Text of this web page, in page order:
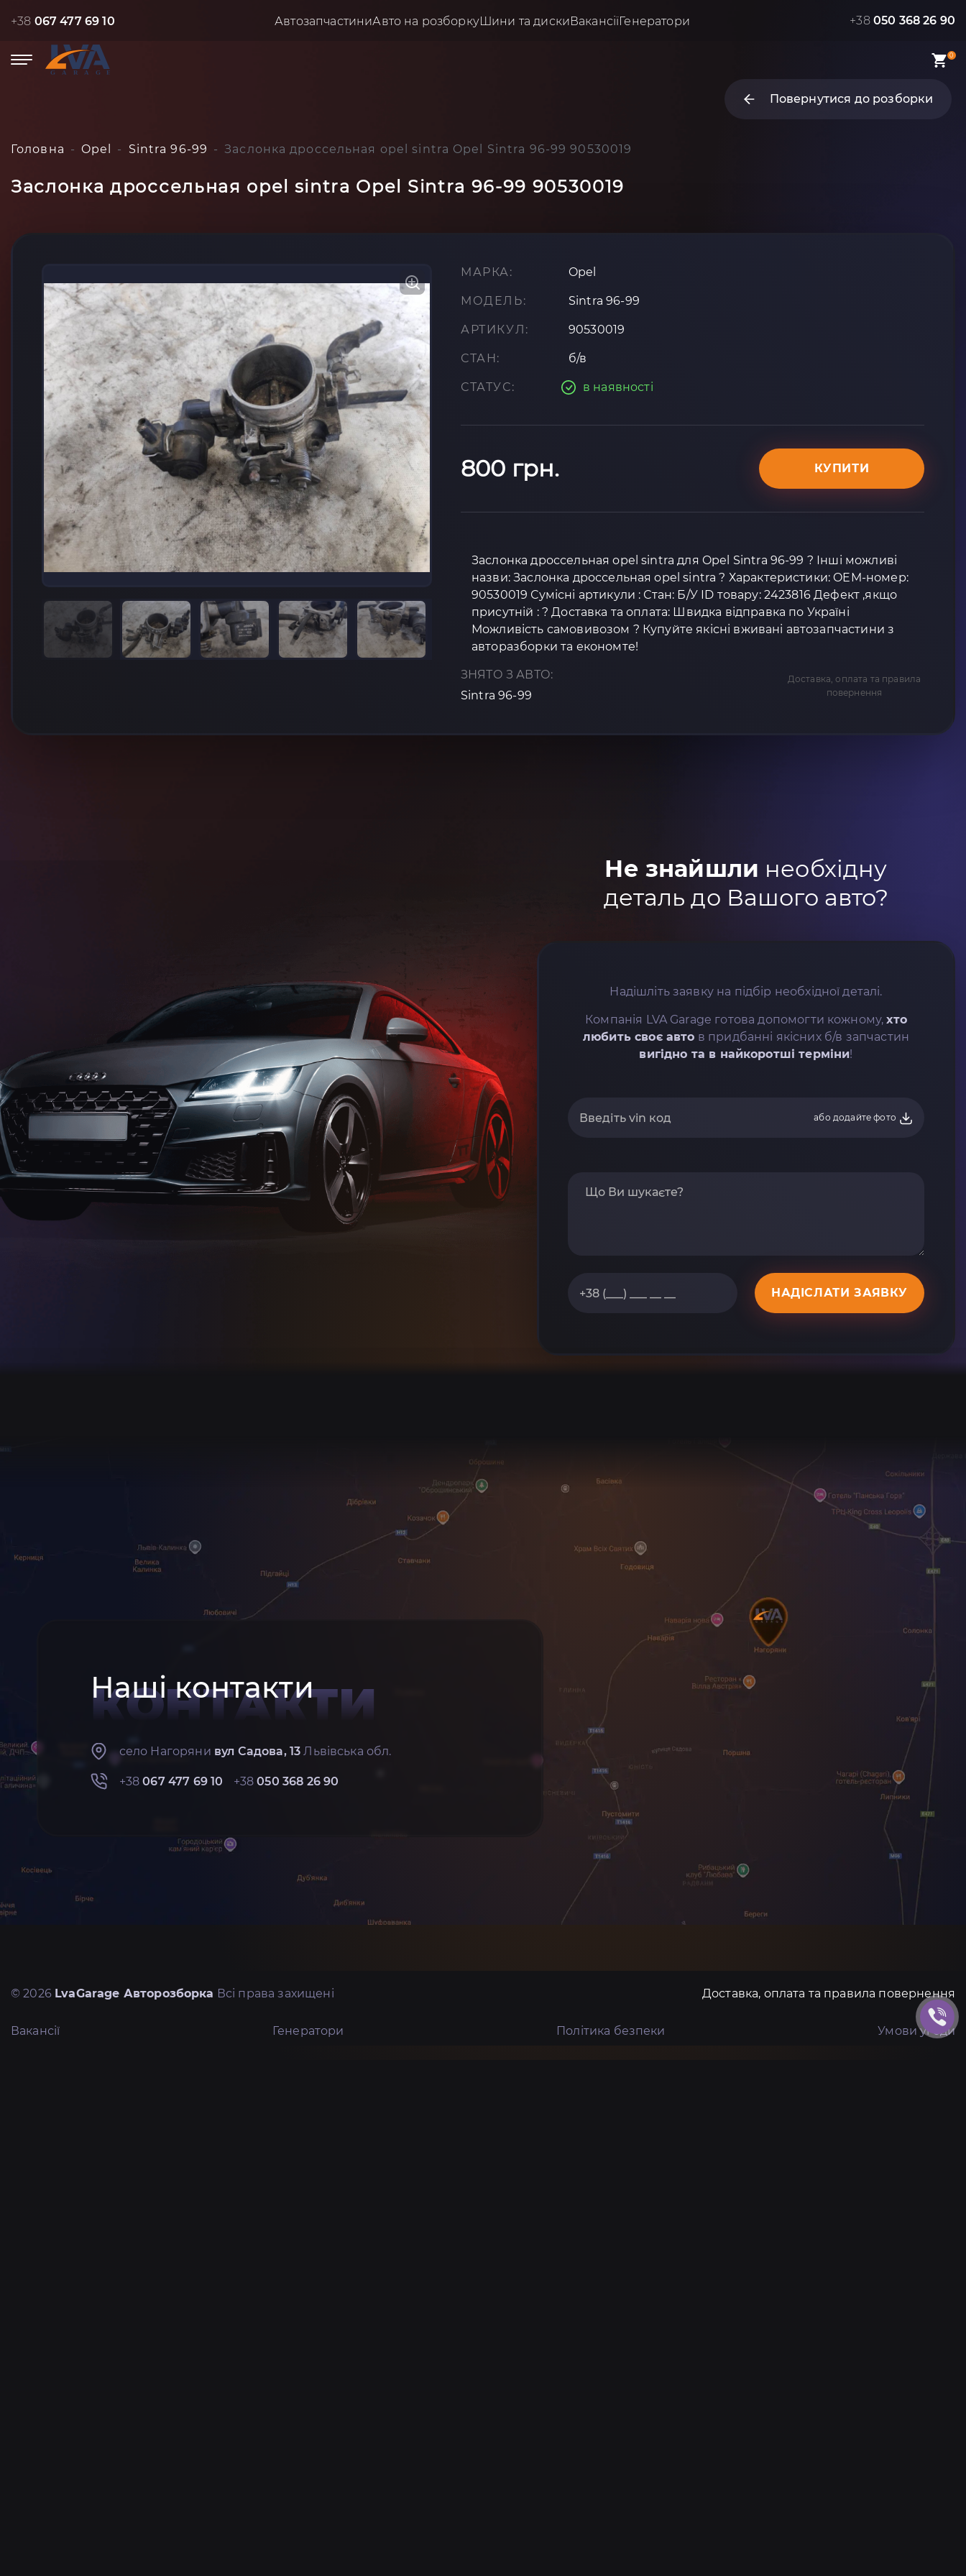
+38 067 477 69 10 АвтозапчастиниАвто на розборкуШини та дискиВакансіїГенератори +38 050 368 26 90
0
Повернутися до розборки
Головна Opel Sintra 96-99 Заслонка дроссельная opel sintra Opel Sintra 96-99 90530019
Заслонка дроссельная opel sintra Opel Sintra 96-99 90530019
МАРКА: Opel
МОДЕЛЬ: Sintra 96-99
АРТИКУЛ: 90530019
СТАН: б/в
СТАТУС: в наявності
800 грн. КУПИТИ
Заслонка дроссельная opel sintra для Opel Sintra 96-99 ? Інші можливі
назви: Заслонка дроссельная opel sintra ? Характеристики: OEM-номер:
90530019 Сумісні артикули : Стан: Б/У ID товару: 2423816 Дефект ,якщо
присутній : ? Доставка та оплата: Швидка відправка по Україні
Можливість самовивозом ? Купуйте якісні вживані автозапчастини з
авторазборки та економте!
ЗНЯТО З АВТО:
Sintra 96-99
Доставка, оплата та правила
повернення
Не знайшли необхідну
деталь до Вашого авто?
Надішліть заявку на підбір необхідної деталі.
Компанія LVA Garage готова допомогти кожному,хто
любить своє авто в придбанні якісних б/в запчастин
вигідно та в найкоротші терміни!
або додайте фото
НАДІСЛАТИ ЗАЯВКУ
Наші контакти
КОНТАКТИ
село Нагоряни вул Садова, 13 Львівська обл.
+38067 477 69 10 +38050 368 26 90
© 2026 LvaGarage Авторозборка Всі права захищені Доставка, оплата та правила повернення
Вакансії Генератори Політика безпеки Умови угоди